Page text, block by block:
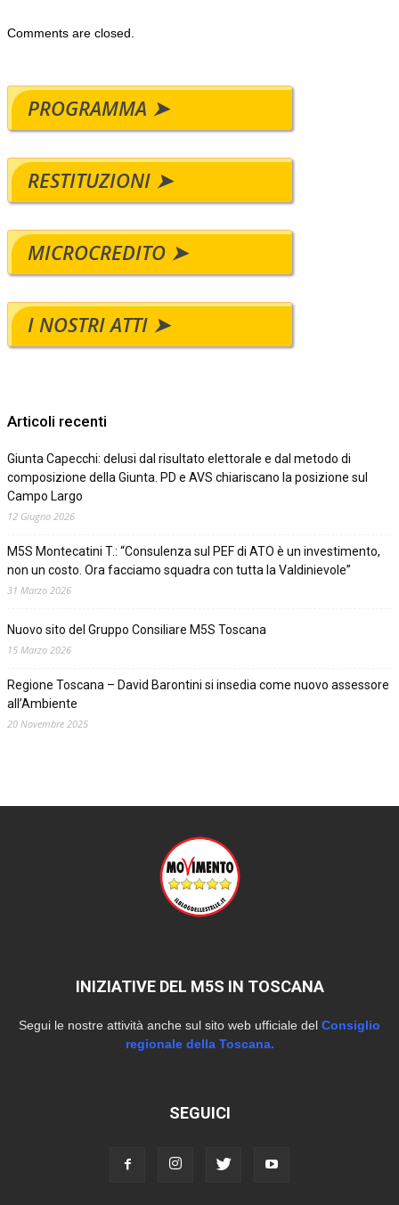
Comments are closed.
PROGRAMMA ➤
RESTITUZIONI ➤
MICROCREDITO ➤
I NOSTRI ATTI ➤
Articoli recenti
Giunta Capecchi: delusi dal risultato elettorale e dal metodo di
composizione della Giunta. PD e AVS chiariscano la posizione sul
Campo Largo
12 Giugno 2026
M5S Montecatini T.: “Consulenza sul PEF di ATO è un investimento,
non un costo. Ora facciamo squadra con tutta la Valdinievole”
31 Marzo 2026
Nuovo sito del Gruppo Consiliare M5S Toscana
15 Marzo 2026
Regione Toscana – David Barontini si insedia come nuovo assessore
all’Ambiente
20 Novembre 2025
INIZIATIVE DEL M5S IN TOSCANA
Segui le nostre attività anche sul sito web ufficiale del Consiglio
regionale della Toscana.
SEGUICI